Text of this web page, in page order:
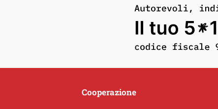
Cooperazione